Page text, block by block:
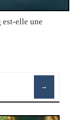
elle une